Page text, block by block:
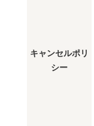
キャンセルポリ
シー